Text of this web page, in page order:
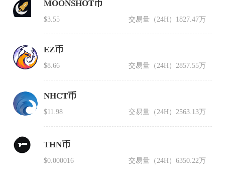
MOONSHOT币
$3.55 交易量（24H） 1827.47万
EZ币
$8.66 交易量（24H） 2857.55万
NHCT币
$11.98 交易量（24H） 2563.13万
THN币
$0.000016 交易量（24H）6350.22万